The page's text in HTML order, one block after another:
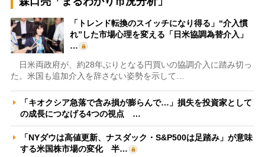
「トレンド転換のスイッチになり得る」“介入慣
れ”した市場心理を変える「日米協調為替介入」
…
日米両政府が、約28年ぶりとなる円買いの協調介入に踏み切っ
た。米国も追加介入を辞さない姿勢を示して…
「キオクシア急落で含み損が膨らんで…」損失を投資家として
の成長につなげる4つの視点 …
「NYダウは高値更新、ナスダック・S&P500は足踏み」が意味
する米国株市場の変化 半…